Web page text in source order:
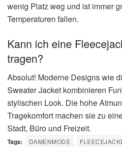
wenig Platz weg und ist immer
Temperaturen fallen.
Kann ich eine
tragen?
Absolut! Moderne Designs wie
Sweater Jacket kombinieren
stylischen Look. Die hohe
Tragekomfort machen sie zu
Stadt, Büro und Freizeit.
Tags: DAMENMODE